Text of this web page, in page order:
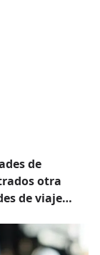
de
otra
de viaje…